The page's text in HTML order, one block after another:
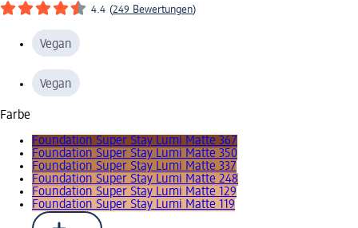
4.4 (249 Bewertungen)
Vegan
Vegan
Farbe
Foundation Super Stay Lumi Matte 367
Foundation Super Stay Lumi Matte 350
Foundation Super Stay Lumi Matte 337
Foundation Super Stay Lumi Matte 248
Foundation Super Stay Lumi Matte 129
Foundation Super Stay Lumi Matte 119